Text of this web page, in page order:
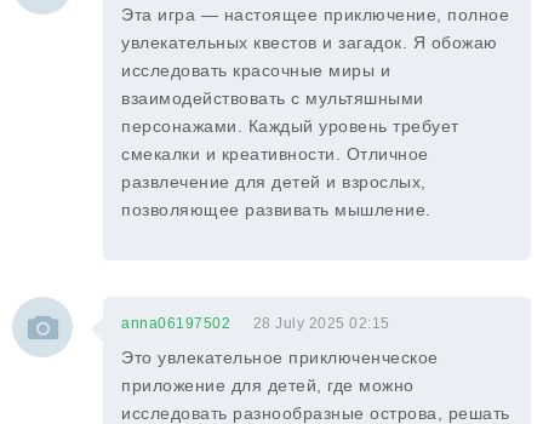
Эта игра — настоящее приключение, полное
увлекательных квестов и загадок. Я обожаю
исследовать красочные миры и
взаимодействовать с мультяшными
персонажами. Каждый уровень требует
смекалки и креативности. Отличное
развлечение для детей и взрослых,
позволяющее развивать мышление.
anna06197502 28 July 2025 02:15
Это увлекательное приключенческое
приложение для детей, где можно
исследовать разнообразные острова, решать